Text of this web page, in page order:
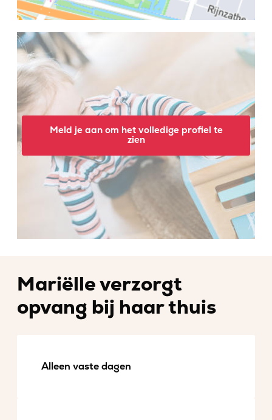
Meld je aan om het volledige profiel te
zien
Mariëlle verzorgt
opvang bij haar thuis
Alleen vaste dagen